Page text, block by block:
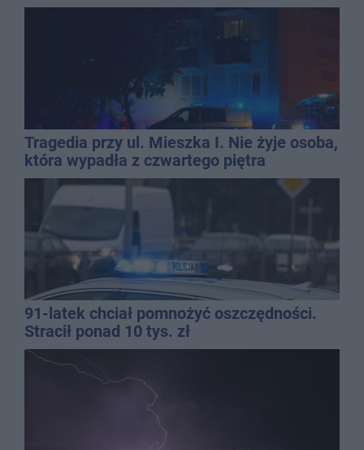
Tragedia przy ul. Mieszka I. Nie żyje osoba,
która wypadła z czwartego piętra
91-latek chciał pomnożyć oszczędności.
Stracił ponad 10 tys. zł